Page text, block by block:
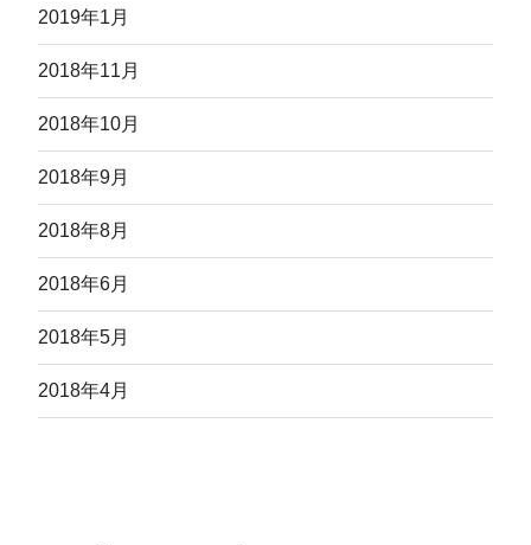
2019年1月
2018年11月
2018年10月
2018年9月
2018年8月
2018年6月
2018年5月
2018年4月